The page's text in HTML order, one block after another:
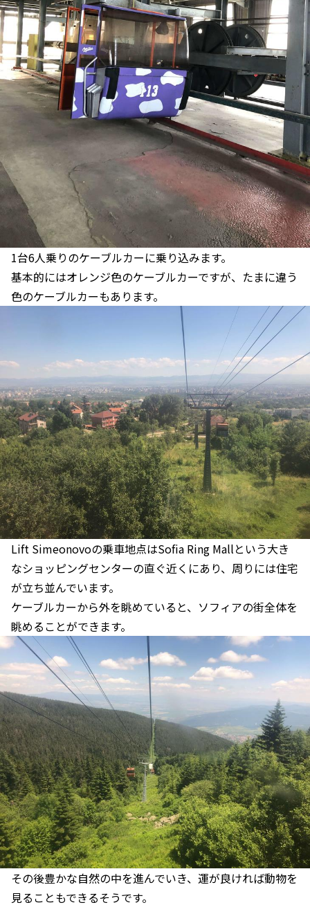
1台6人乗りのケーブルカーに乗り込みます。
基本的にはオレンジ色のケーブルカーですが、たまに違う
色のケーブルカーもあります。
Lift Simeonovoの乗車地点はSofia Ring Mallという大き
なショッピングセンターの直ぐ近くにあり、周りには住宅
が立ち並んでいます。
ケーブルカーから外を眺めていると、ソフィアの街全体を
眺めることができます。
その後豊かな自然の中を進んでいき、運が良ければ動物を
見ることもできるそうです。